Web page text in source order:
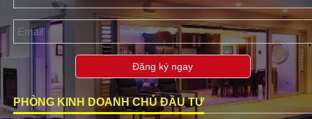
Đăng ký ngay
PHÒNG KINH DOANH CHỦ ĐẦU TƯ